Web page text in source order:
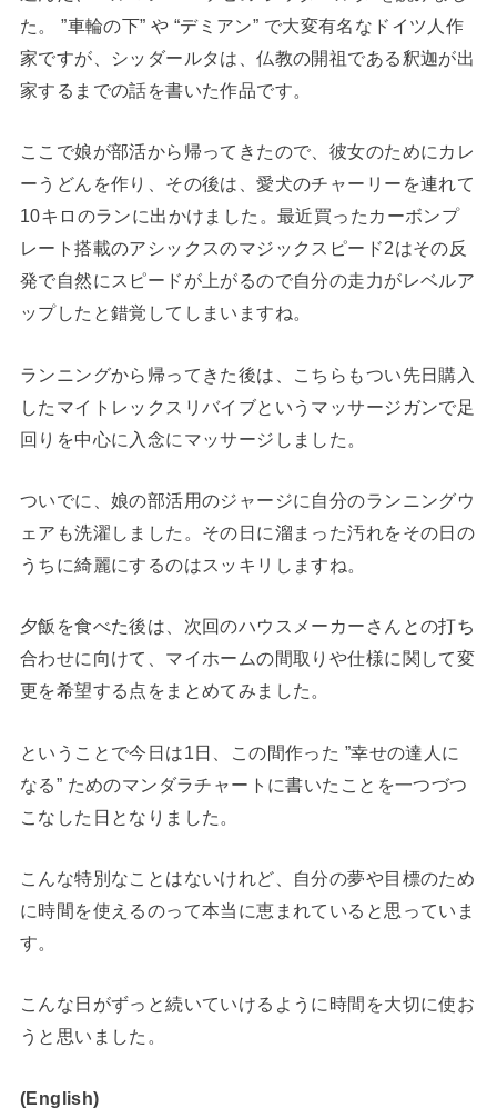
た。 ”車輪の下” や “デミアン” で大変有名なドイツ人作
家ですが、シッダールタは、仏教の開祖である釈迦が出
家するまでの話を書いた作品です。
ここで娘が部活から帰ってきたので、彼女のためにカレ
ーうどんを作り、その後は、愛犬のチャーリーを連れて
10キロのランに出かけました。最近買ったカーボンプ
レート搭載のアシックスのマジックスピード2はその反
発で自然にスピードが上がるので自分の走力がレベルア
ップしたと錯覚してしまいますね。
ランニングから帰ってきた後は、こちらもつい先日購入
したマイトレックスリバイブというマッサージガンで足
回りを中心に入念にマッサージしました。
ついでに、娘の部活用のジャージに自分のランニングウ
ェアも洗濯しました。その日に溜まった汚れをその日の
うちに綺麗にするのはスッキリしますね。
夕飯を食べた後は、次回のハウスメーカーさんとの打ち
合わせに向けて、マイホームの間取りや仕様に関して変
更を希望する点をまとめてみました。
ということで今日は1日、この間作った ”幸せの達人に
なる” ためのマンダラチャートに書いたことを一つづつ
こなした日となりました。
こんな特別なことはないけれど、自分の夢や目標のため
に時間を使えるのって本当に恵まれていると思っていま
す。
こんな日がずっと続いていけるように時間を大切に使お
うと思いました。
(English)